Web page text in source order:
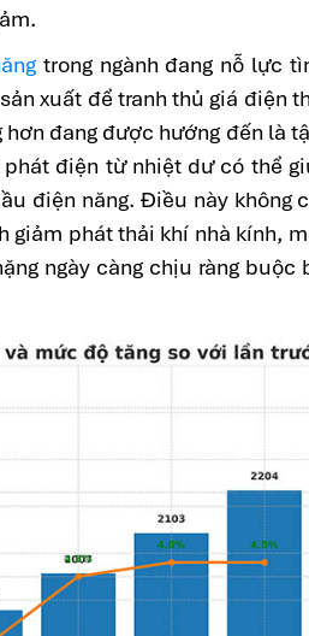
trong ngành đang nỗ lực
xuất để tranh thủ giá điện
đang được hướng đến là
điện từ nhiệt dư có thể
điện năng. Điều này không
giảm phát thải khí nhà kính,
ngày càng chịu ràng buộc